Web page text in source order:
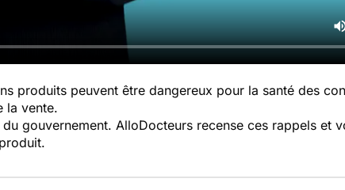
produits peuvent être dangereux pour la santé des
la vente.
gouvernement. AlloDocteurs recense ces rappels et